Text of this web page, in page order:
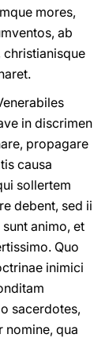
mores,
ab
in discrimen
propagare
causa
sollertem
debent, sed ii
animo, et
Quo
inimici
sacerdotes,
nomine, qua